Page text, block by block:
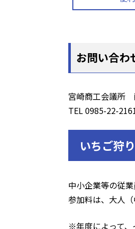
お問い合わ
宮崎商工会議所
TEL 0985-22-
いちご狩
中小企業等の従
参加料は、大人
※年度によって、